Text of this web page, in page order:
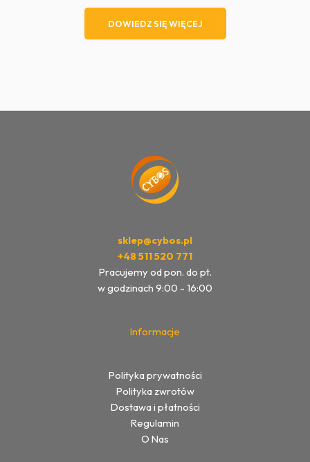
110,00 zł.100,00 zł.
DOWIEDZ SIĘ WIĘCEJ
sklep@cybos.pl
+48 511 520 771
Pracujemy od pon. do pt.
w godzinach 9:00 - 16:00
Informacje
Polityka prywatności
Polityka zwrotów
Dostawa i płatności
Regulamin
O Nas